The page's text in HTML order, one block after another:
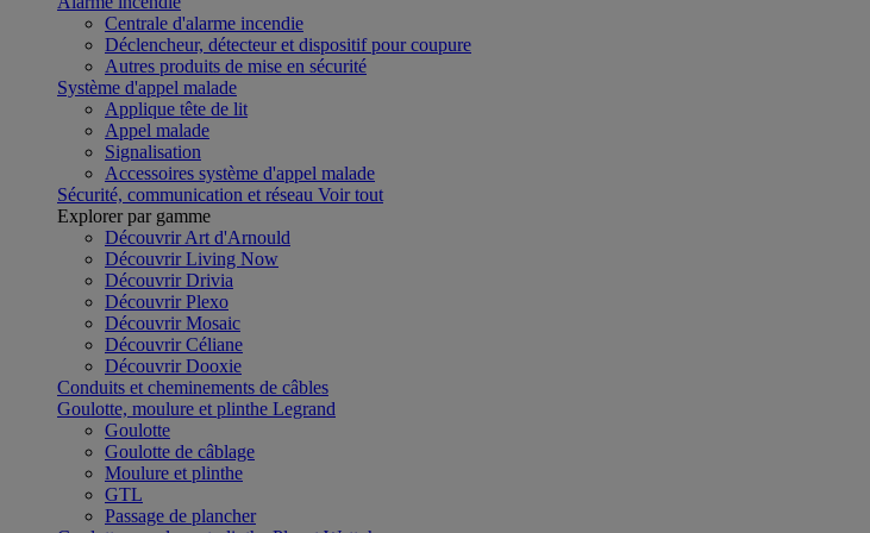
Centrale d'alarme incendie
Déclencheur, détecteur et dispositif pour coupure
Autres produits de mise en sécurité
Système d'appel malade
Applique tête de lit
Appel malade
Signalisation
Accessoires système d'appel malade
Sécurité, communication et réseau Voir tout
Explorer par gamme
Découvrir Art d'Arnould
Découvrir Living Now
Découvrir Drivia
Découvrir Plexo
Découvrir Mosaic
Découvrir Céliane
Découvrir Dooxie
Conduits et cheminements de câbles
Goulotte, moulure et plinthe Legrand
Goulotte
Goulotte de câblage
Moulure et plinthe
GTL
Passage de plancher